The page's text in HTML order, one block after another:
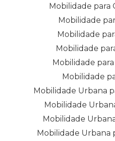
Mobilidade para
Mobilidade
Mobilidade
Mobilidade
Mobilidade
Mobilidade
Mobilidade Urbana
Mobilidade
Mobilidade
Mobilidade Urbana